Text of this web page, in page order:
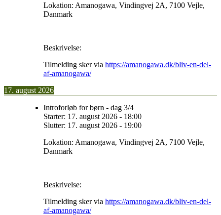
Lokation: Amanogawa, Vindingvej 2A, 7100 Vejle,
Danmark
Beskrivelse:
Tilmelding sker via https://amanogawa.dk/bliv-en-del-
af-amanogawa/
17. august 2026
Introforløb for børn - dag 3/4
Starter: 17. august 2026 - 18:00
Slutter: 17. august 2026 - 19:00
Lokation: Amanogawa, Vindingvej 2A, 7100 Vejle,
Danmark
Beskrivelse:
Tilmelding sker via https://amanogawa.dk/bliv-en-del-
af-amanogawa/